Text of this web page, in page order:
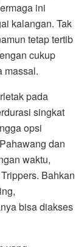
ini
kalangan. Tak
tetap tertib
cukup
massal.
pada
singkat
opsi
dan
waktu,
Bahkan
bisa diakses